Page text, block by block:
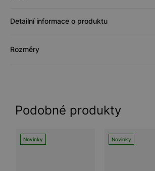
Detailní informace o produktu
Rozměry
Podobné produkty
Novinky Novinky